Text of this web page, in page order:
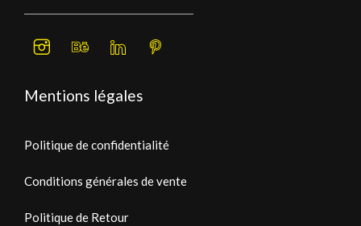
Mentions légales
Politique de confidentialité
Conditions générales de vente
Politique de Retour